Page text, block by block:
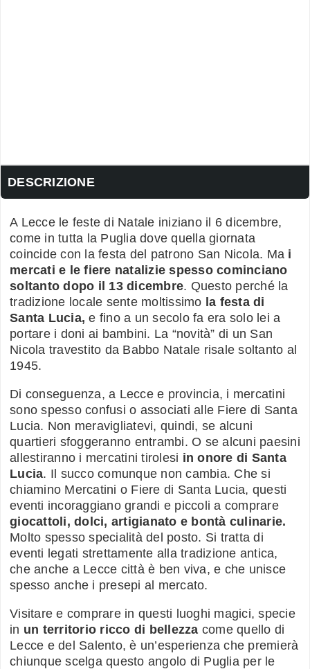
DESCRIZIONE
A Lecce le feste di Natale iniziano il 6 dicembre,
come in tutta la Puglia dove quella giornata
coincide con la festa del patrono San Nicola. Ma i
mercati e le fiere natalizie spesso cominciano
soltanto dopo il 13 dicembre. Questo perché la
tradizione locale sente moltissimo la festa di
Santa Lucia,e fino a un secolo fa era solo lei a
portare i doni ai bambini. La “novità” di un San
Nicola travestito da Babbo Natale risale soltanto al
1945.
Di conseguenza, a Lecce e provincia, i mercatini
sono spesso confusi o associati alle Fiere di Santa
Lucia. Non meravigliatevi, quindi, se alcuni
quartieri sfoggeranno entrambi. O se alcuni paesini
allestiranno i mercatini tirolesi in onore di Santa
Lucia. Il succo comunque non cambia. Che si
chiamino Mercatini o Fiere di Santa Lucia, questi
eventi incoraggiano grandi e piccoli a comprare
giocattoli, dolci, artigianato e bontà culinarie.
Molto spesso specialità del posto. Si tratta di
eventi legati strettamente alla tradizione antica,
che anche a Lecce città è ben viva, e che unisce
spesso anche i presepi al mercato.
Visitare e comprare in questi luoghi magici, specie
in un territorio ricco di bellezza come quello di
Lecce e del Salento, è un’esperienza che premierà
chiunque scelga questo angolo di Puglia per le